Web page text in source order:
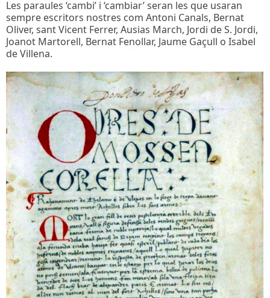
Les paraules ‘cambi’ i ‘cambiar’ seran les que usaran
sempre escritors nostres com Antoni Canals, Bernat
Oliver, sant Vicent Ferrer, Ausias March, Jordi de S. Jordi,
Joanot Martorell, Bernat Fenollar, Jaume Gaçull o Isabel
de Villena.